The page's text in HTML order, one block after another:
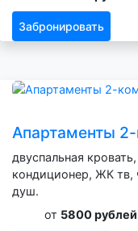
Забронировать
Апартаменты
двуспальная
кондиционер, ЖК тв,
душ.
от 5800 рублей